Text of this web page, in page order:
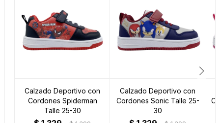
Calzado Deportivo con
Cordones Spiderman
Talle 25-30
Calzado Deportivo con
Cordones Sonic Talle 25-
30